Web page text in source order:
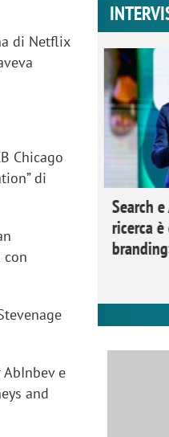
di Netflix
Chicago
di
con
AbInbev e
and
Ipsos
i
e
Search
ricerca